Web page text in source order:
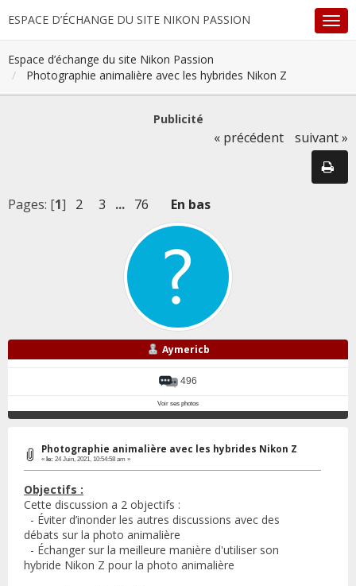
ESPACE D’ÉCHANGE DU SITE NIKON PASSION
Espace d’échange du site Nikon Passion
Photographie animalière avec les hybrides Nikon Z
Publicité
« précédent suivant »
Pages: [1] 2 3 ... 76 En bas
Aymericb
496
Voir ses photos
Photographie animalière avec les hybrides Nikon Z
« le: 24 Juin, 2021, 10:54:58 am »
Objectifs :
Cette discussion a 2 objectifs :
- Éviter d’inonder les autres discussions avec des
débats sur la photo animalière
- Échanger sur la meilleure manière d'utiliser son
hybride Nikon Z pour la photo animalière